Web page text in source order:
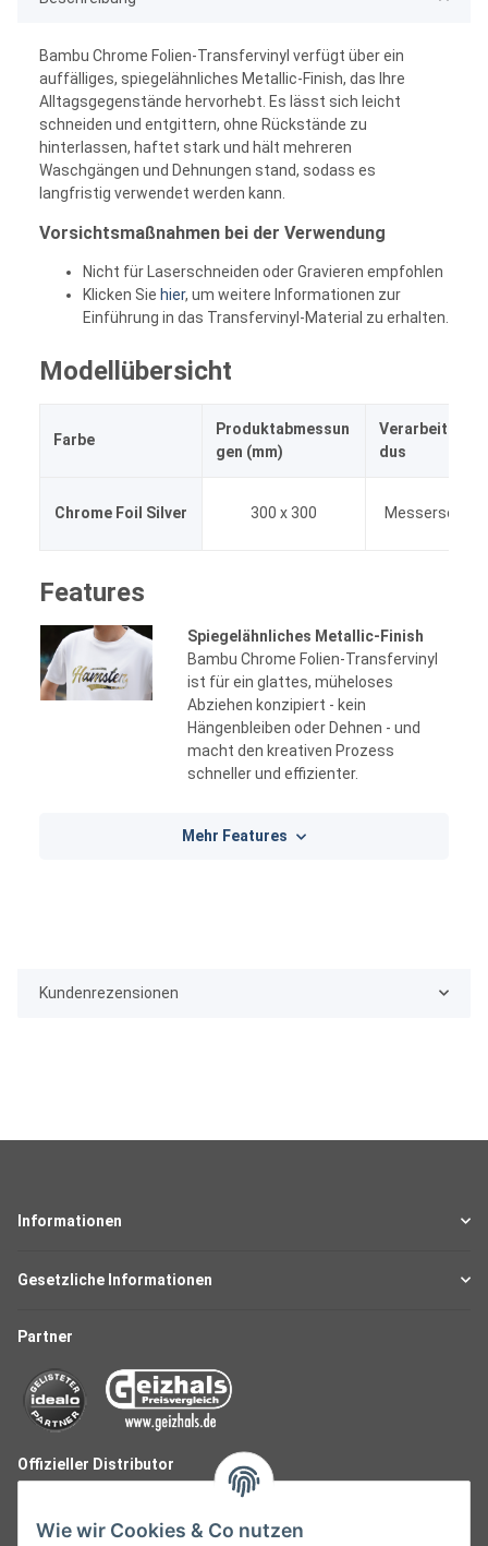
Bambu Chrome Folien-Transfervinyl verfügt über ein
auffälliges, spiegelähnliches Metallic-Finish, das Ihre
Alltagsgegenstände hervorhebt. Es lässt sich leicht
schneiden und entgittern, ohne Rückstände zu
hinterlassen, haftet stark und hält mehreren
Waschgängen und Dehnungen stand, sodass es
langfristig verwendet werden kann.
Vorsichtsmaßnahmen bei der Verwendung
Nicht für Laserschneiden oder Gravieren empfohlen
Klicken Sie hier, um weitere Informationen zur
Einführung in das Transfervinyl-Material zu erhalten.
Modellübersicht
Farbe
Produktabmessun
gen (mm)
dus
Chrome Foil Silver 300 x 300
Features
Spiegelähnliches Metallic-Finish
Bambu Chrome Folien-Transfervinyl
ist für ein glattes, müheloses
Abziehen konzipiert - kein
Hängenbleiben oder Dehnen - und
macht den kreativen Prozess
schneller und effizienter.
Mehr Features
Kundenrezensionen
Informationen
Gesetzliche Informationen
Partner
Offizieller Distributor
Wie wir Cookies & Co nutzen